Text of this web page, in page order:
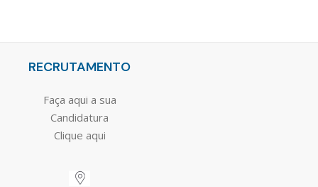
RECRUTAMENTO
Faça aqui a sua
Candidatura
Clique aqui